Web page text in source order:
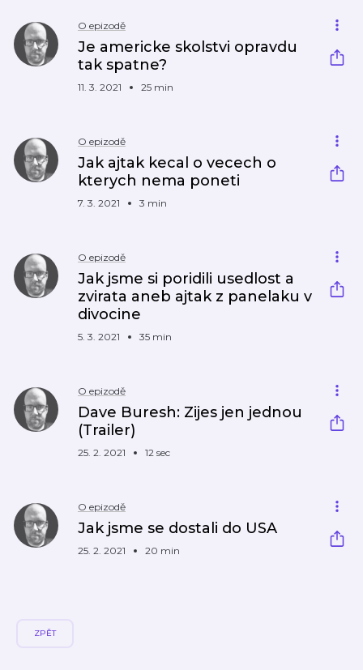
O epizodě
Je americke skolstvi opravdu
tak spatne?
11. 3. 2021 25 min
O epizodě
Jak ajtak kecal o vecech o
kterych nema poneti
7. 3. 2021 3 min
O epizodě
Jak jsme si poridili usedlost a
zvirata aneb ajtak z panelaku v
divocine
5. 3. 2021 35 min
O epizodě
Dave Buresh: Zijes jen jednou
(Trailer)
25. 2. 2021 12 sec
O epizodě
Jak jsme se dostali do USA
25. 2. 2021 20 min
ZPĚT